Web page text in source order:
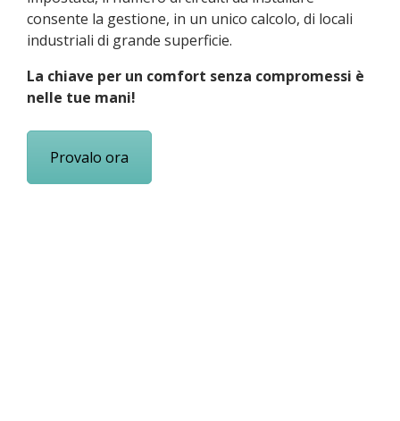
consente la gestione, in un unico calcolo, di locali
industriali di grande superficie.
La chiave per un comfort senza compromessi è
nelle tue mani!
Provalo ora